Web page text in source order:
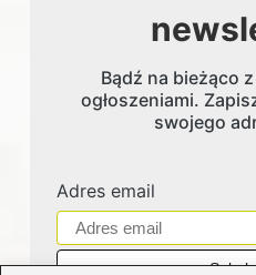
Bądź na bieżąco
ogłoszeniami.
swojego
Adres email